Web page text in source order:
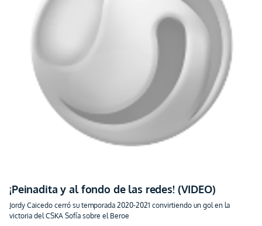
¡Peinadita y al fondo de las redes! (VIDEO)
Jordy Caicedo cerró su temporada 2020-2021 convirtiendo un gol en la
victoria del CSKA Sofía sobre el Beroe